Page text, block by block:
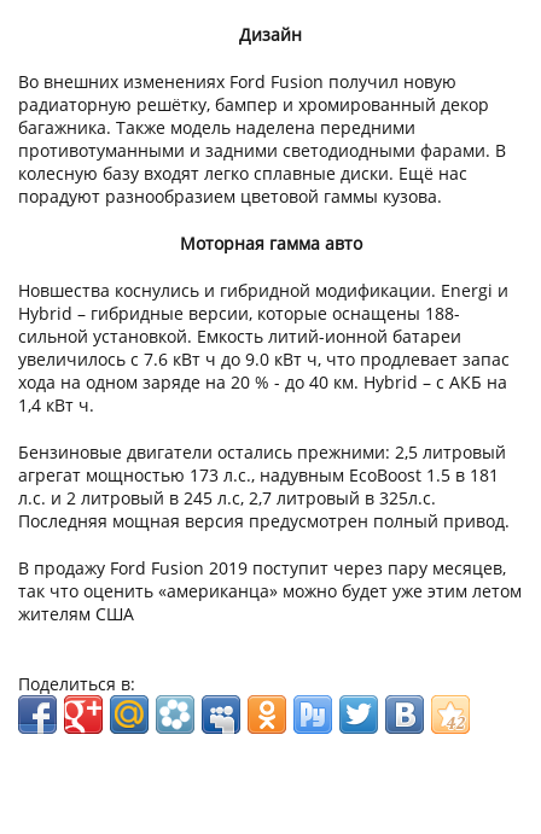
Дизайн
Во внешних изменениях Ford Fusion получил новую
радиаторную решётку, бампер и хромированный декор
багажника. Также модель наделена передними
противотуманными и задними светодиодными фарами. В
колесную базу входят легко сплавные диски. Ещё нас
порадуют разнообразием цветовой гаммы кузова.
Моторная гамма авто
Новшества коснулись и гибридной модификации. Energi и
Hybrid – гибридные версии, которые оснащены 188-
сильной установкой. Емкость литий-ионной батареи
увеличилось с 7.6 кВт ч до 9.0 кВт ч, что продлевает запас
хода на одном заряде на 20 % - до 40 км. Hybrid – с АКБ на
1,4 кВт ч.
Бензиновые двигатели остались прежними: 2,5 литровый
агрегат мощностью 173 л.с., надувным EcoBoost 1.5 в 181
л.с. и 2 литровый в 245 л.с, 2,7 литровый в 325л.с.
Последняя мощная версия предусмотрен полный привод.
В продажу Ford Fusion 2019 поступит через пару месяцев,
так что оценить «американца» можно будет уже этим летом
жителям США
Поделиться в: